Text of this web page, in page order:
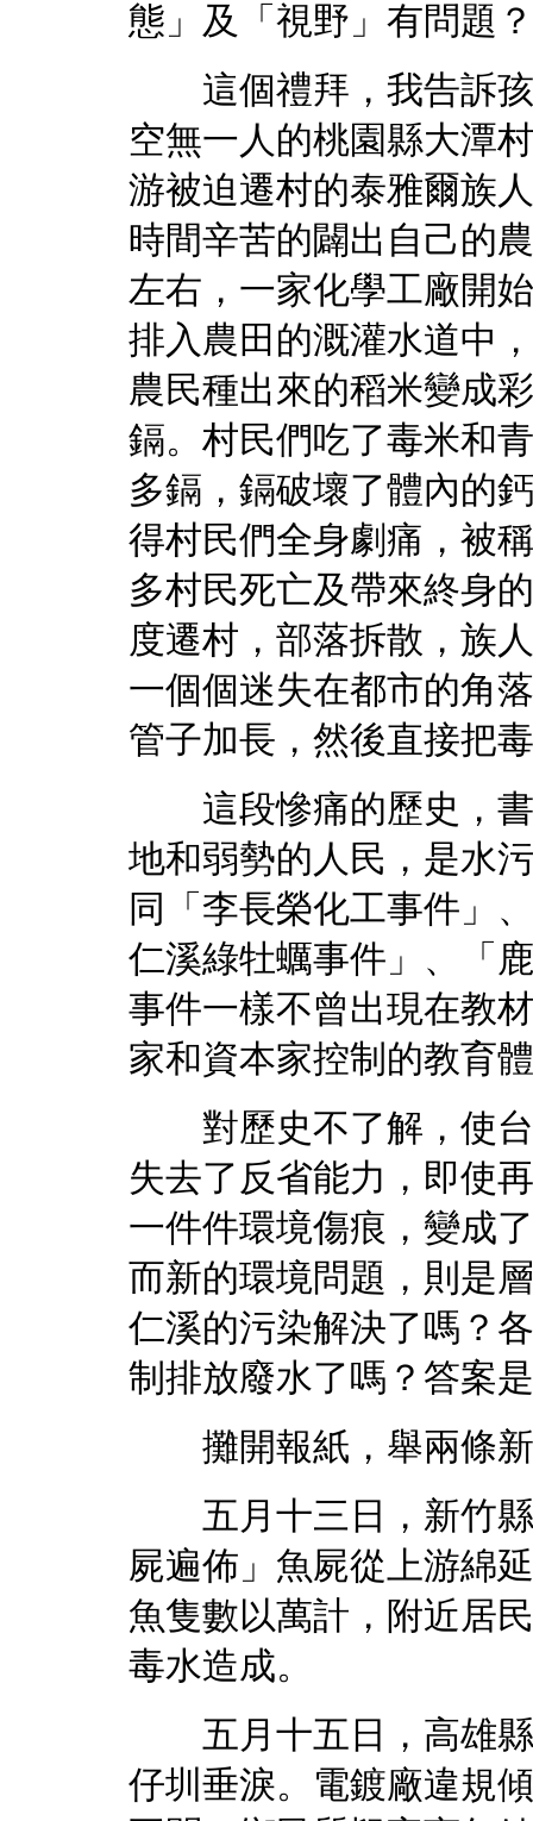
態」及「視野」有問題？
這個禮拜，我告訴孩
空無一人的桃園縣大潭
游被迫遷村的泰雅爾族
時間辛苦的闢出自己的
左右，一家化學工廠開
排入農田的溉灌水道中
農民種出來的稻米變成
鎘。村民們吃了毒米和
多鎘，鎘破壞了體內的
得村民們全身劇痛，被
多村民死亡及帶來終身
度遷村，部落拆散，族
一個個迷失在都市的角
管子加長，然後直接把
這段慘痛的歷史，書
地和弱勢的人民，是水
同「李長榮化工事件」
仁溪綠牡蠣事件」、「
事件一樣不曾出現在教
家和資本家控制的教育
對歷史不了解，使台
失去了反省能力，即使
一件件環境傷痕，變成
而新的環境問題，則是
仁溪的污染解決了嗎？
制排放廢水了嗎？答案
攤開報紙，舉兩條新
五月十三日，新竹縣
屍遍佈」魚屍從上游綿
魚隻數以萬計，附近居
毒水造成。
五月十五日，高雄縣
仔圳垂淚。電鍍廠違規